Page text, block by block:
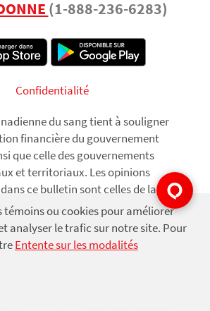
(1-888-236-6283)
Confidentialité
du sang tient à souligner
financière du gouvernement
que celle des gouvernements
et territoriaux. Les opinions
ce bulletin sont celles de la
reflètent pas nécessairement
des gouvernements.
canadienne du sang. Tous droits
témoins ou cookies pour améliorer
analyser le trafic sur notre site. Pour
Entente sur les modalités